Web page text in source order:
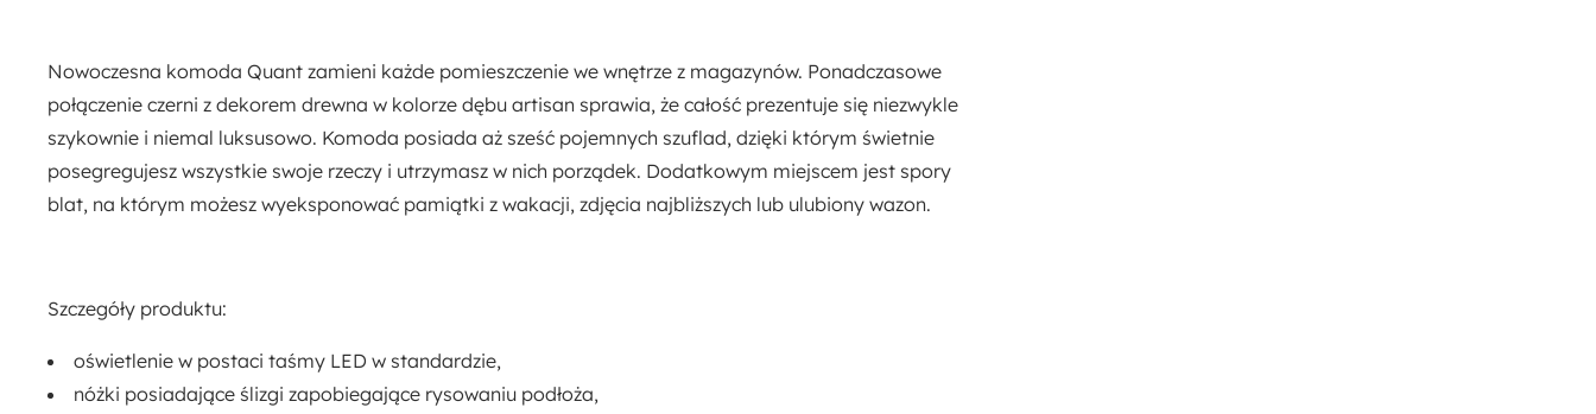
Nowoczesna komoda Quant zamieni każde pomieszczenie we wnętrze z magazynów. Ponadczasowe
połączenie czerni z dekorem drewna w kolorze dębu artisan sprawia, że całość prezentuje się niezwykle
szykownie i niemal luksusowo. Komoda posiada aż sześć pojemnych szuflad, dzięki którym świetnie
posegregujesz wszystkie swoje rzeczy i utrzymasz w nich porządek. Dodatkowym miejscem jest spory
blat, na którym możesz wyeksponować pamiątki z wakacji, zdjęcia najbliższych lub ulubiony wazon.
Szczegóły produktu:
oświetlenie w postaci taśmy LED w standardzie,
nóżki posiadające ślizgi zapobiegające rysowaniu podłoża,